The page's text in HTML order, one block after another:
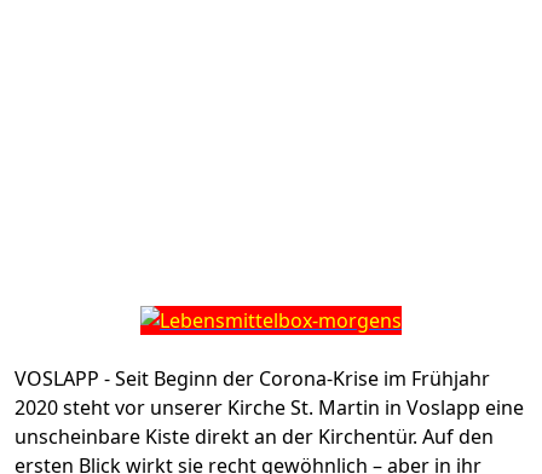
VOSLAPP - Seit Beginn der Corona-Krise im Frühjahr
2020 steht vor unserer Kirche St. Martin in Voslapp eine
unscheinbare Kiste direkt an der Kirchentür. Auf den
ersten Blick wirkt sie recht gewöhnlich – aber in ihr